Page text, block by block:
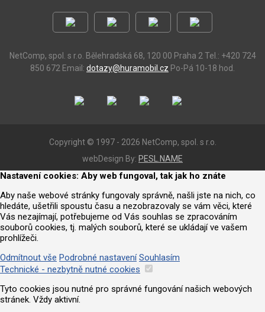
NetComp, spol. s r.o. Bělehradská 68, 120 00 Praha 2 Tel.: +420 724
850 672 Email: dotazy@huramobil.cz Po-Pá 10-18 hod.
Copyright © 1997 - 2026 NetComp, spol. s r.o.
webDesign By: PESL.NAME
Nastavení cookies: Aby web fungoval, tak jak ho znáte
Aby naše webové stránky fungovaly správně, našli jste na nich, co
hledáte, ušetřili spoustu času a nezobrazovaly se vám věci, které
Vás nezajímají, potřebujeme od Vás souhlas se zpracováním
souborů cookies, tj. malých souborů, které se ukládají ve vašem
prohlížeči.
Odmítnout vše Podrobné nastavení Souhlasím
Technické - nezbytně nutné cookies
Tyto cookies jsou nutné pro správné fungování našich webových
stránek. Vždy aktivní.